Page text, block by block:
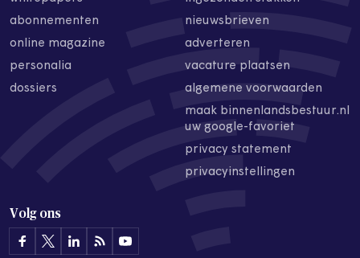
abonnementen
online magazine
personalia
dossiers
nieuwsbrieven
adverteren
vacature plaatsen
algemene voorwaarden
maak binnenlandsbestuur.nl
uw google-favoriet
privacy statement
privacyinstellingen
Volg ons